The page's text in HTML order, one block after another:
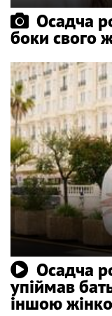
Осадча
боки свого
Осадча
упіймав
іншою